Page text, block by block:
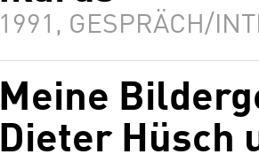
1991, GESPRÄCH/
Meine
Dieter Hüsch